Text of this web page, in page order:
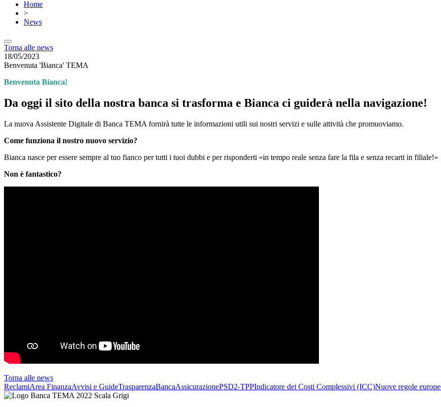
Home
>
News
Torna alle news
18/05/2023
Benvenuta 'Bianca' TEMA
Benvenuta Bianca!
Da oggi il sito della nostra banca si trasforma e Bianca ci guiderà nella navigazione!
La nuova Assistente Digitale di Banca TEMA fornirà tutte le informazioni utili sui nostri servizi e sulle attività che promuoviamo.
Come funziona il nostro nuovo servizio?
Bianca nasce per essere sempre al tuo fianco per tutti i tuoi dubbi e per risponderti
in tempo reale senza fare la fila e senza recarti in filiale!
Non è fantastico?
Torna alle news
ReclamiArea FinanzaAvvisi e GuideTrasparenzaBancaAssicurazionePSD2-TPPIndicatore dei Costi Complessivi (ICC)Nuove regole